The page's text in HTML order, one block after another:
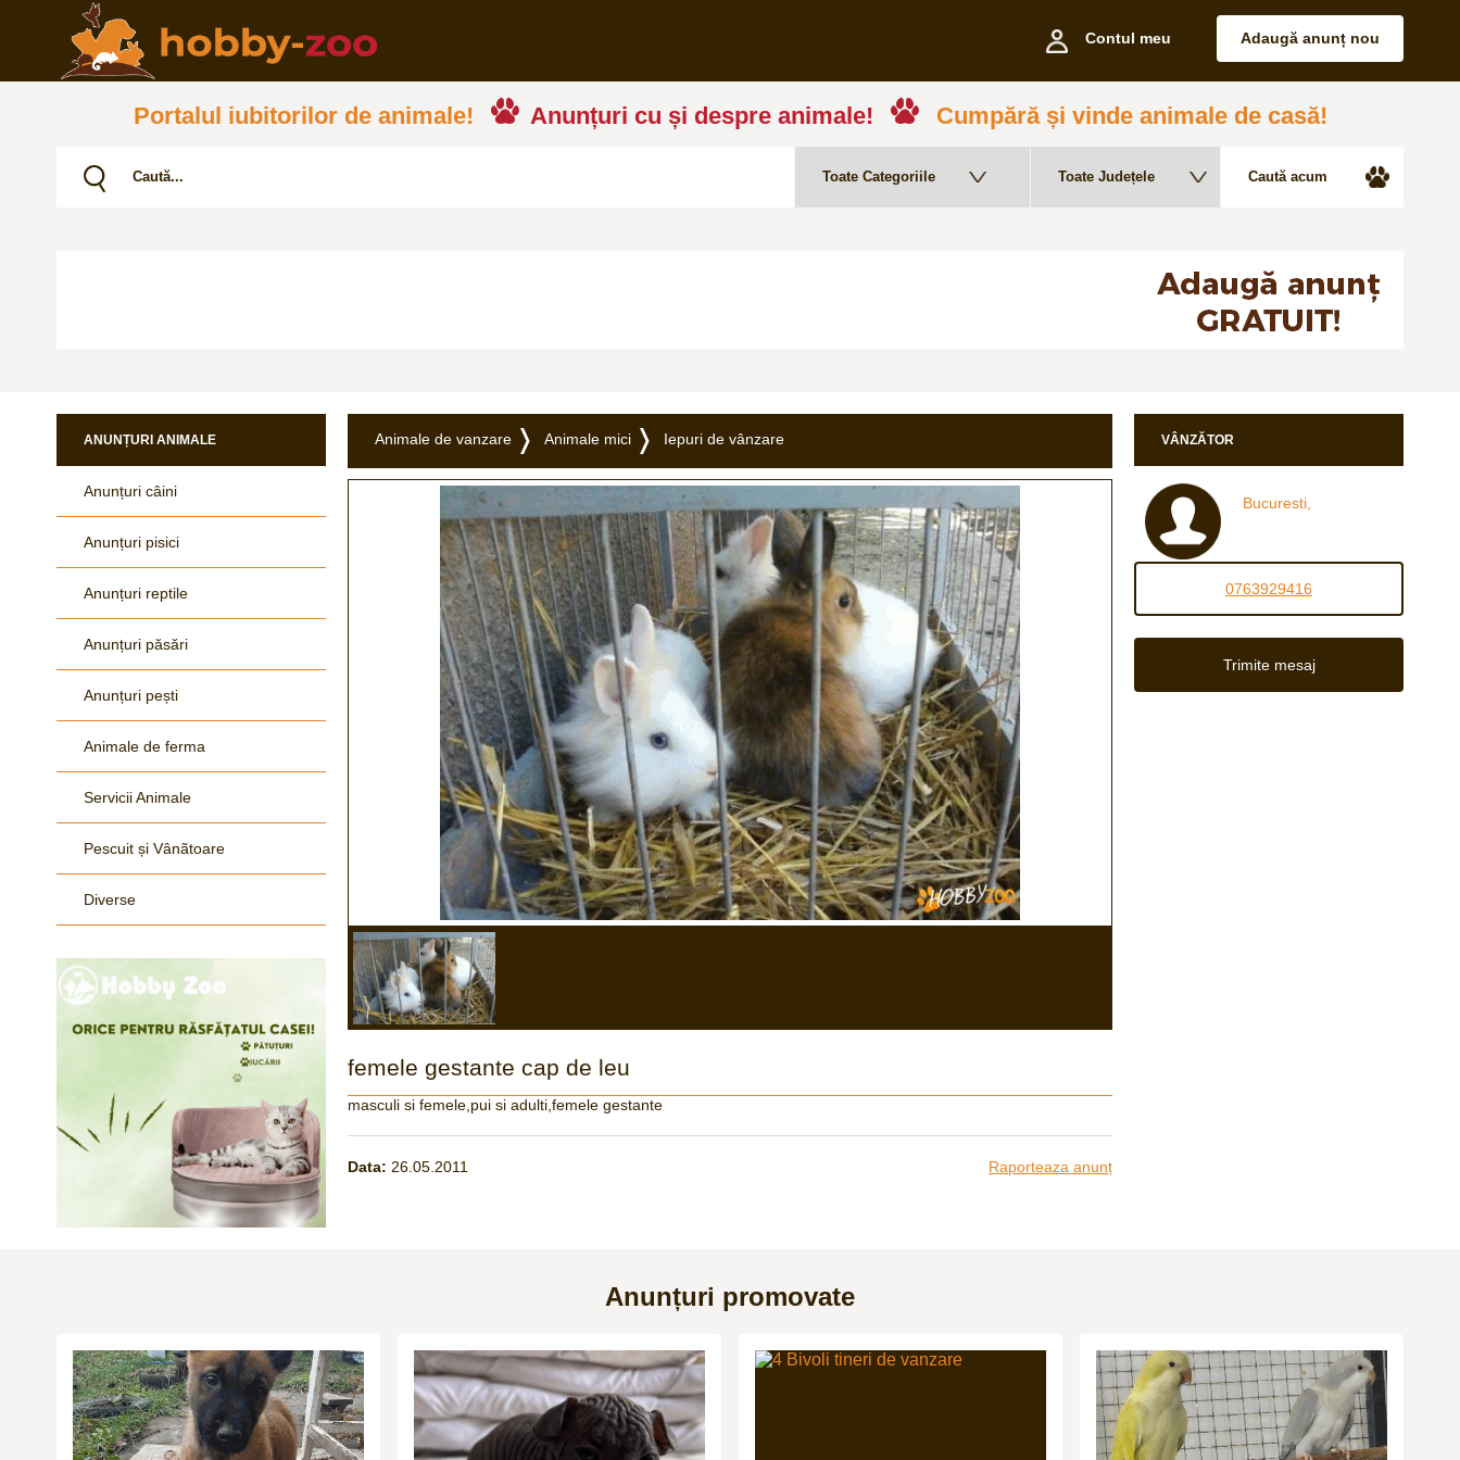
Contul meu Adaugă anunț nou
Portalul iubitorilor de animale! Anunțuri cu și despre animale! Cumpără și vinde animale de casă!
ANUNȚURI ANIMALE
Anunțuri câini
Anunțuri pisici
Anunțuri reptile
Anunțuri păsări
Anunțuri pești
Animale de ferma
Servicii Animale
Pescuit și Vânãtoare
Diverse
Animale de vanzare Animale mici Iepuri de vânzare
femele gestante cap de leu
masculi si femele,pui si adulti,femele gestante
Data: 26.05.2011 Raporteaza anunț
VÂNZĂTOR
Bucuresti,
0763929416
Trimite mesaj
Anunțuri promovate